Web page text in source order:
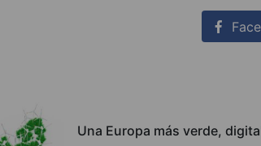
Una Europa más verde,